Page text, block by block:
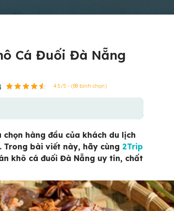
Cá Đuối Đà Nẵng
4.5/5 - (88 bình chọn)
hàng đầu của khách du lịch
Trong bài viết này, hãy cùng 2Trip
khô cá đuối Đà Nẵng uy tín, chất